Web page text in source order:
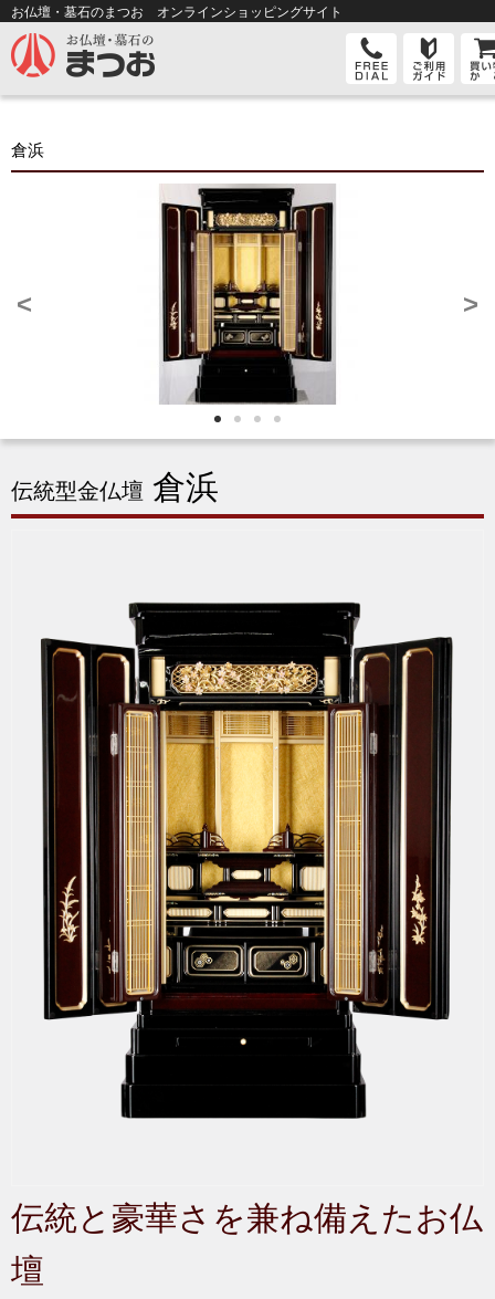
お仏壇・墓石のまつお オンラインショッピングサイト
倉浜
< >
伝統型金仏壇 倉浜
伝統と豪華さを兼ね備えたお仏
壇